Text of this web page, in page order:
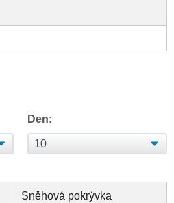
Den:
Sněhová pokrývka